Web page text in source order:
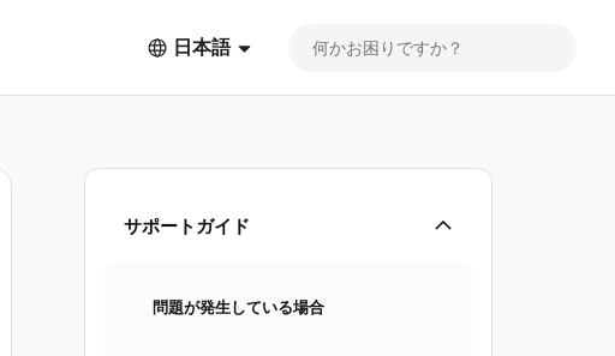
日本語
サポートガイド
問題が発生している場合